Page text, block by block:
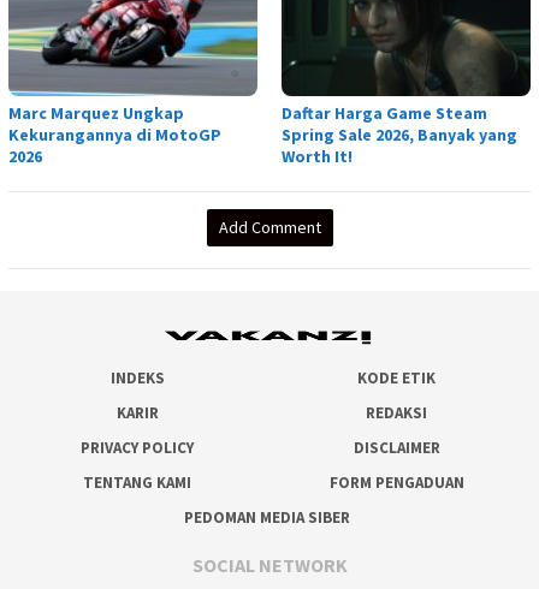
Marc Marquez Ungkap
Kekurangannya di MotoGP
2026
Daftar Harga Game Steam
Spring Sale 2026, Banyak yang
Worth It!
Add Comment
INDEKS
KODE ETIK
KARIR
REDAKSI
PRIVACY POLICY
DISCLAIMER
TENTANG KAMI
FORM PENGADUAN
PEDOMAN MEDIA SIBER
SOCIAL NETWORK